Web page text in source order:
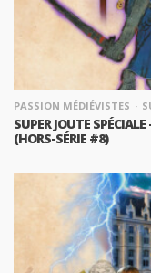
PASSION MÉDIÉVISTES
SUPER JOUTE
(HORS-SÉRIE #8)